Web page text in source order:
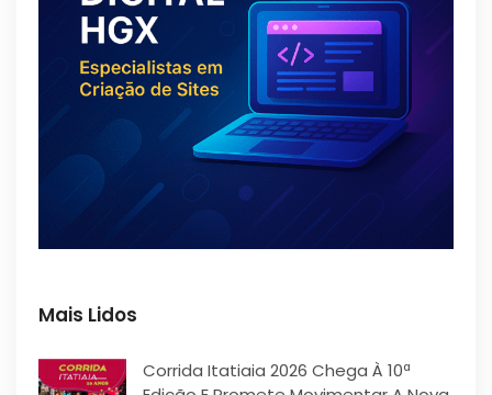
Mais Lidos
Corrida Itatiaia 2026 Chega À 10ª